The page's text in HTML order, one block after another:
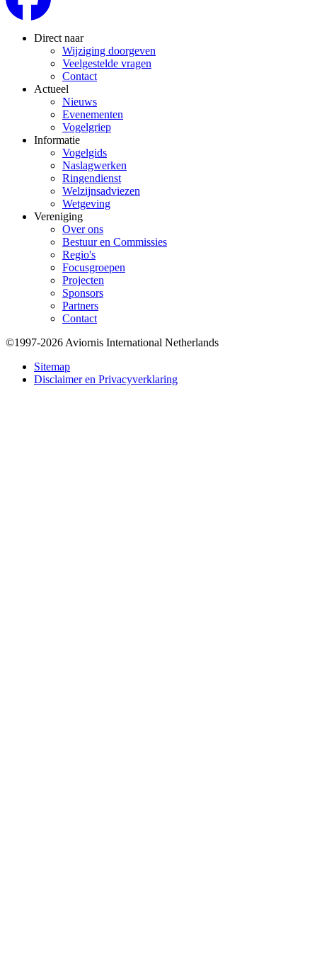
Direct naar
Wijziging doorgeven
Veelgestelde vragen
Contact
Actueel
Nieuws
Evenementen
Vogelgriep
Informatie
Vogelgids
Naslagwerken
Ringendienst
Welzijnsadviezen
Wetgeving
Vereniging
Over ons
Bestuur en Commissies
Regio's
Focusgroepen
Projecten
Sponsors
Partners
Contact
Bottom
©1997-2026 Aviornis International Netherlands
Sitemap
Disclaimer en Privacyverklaring